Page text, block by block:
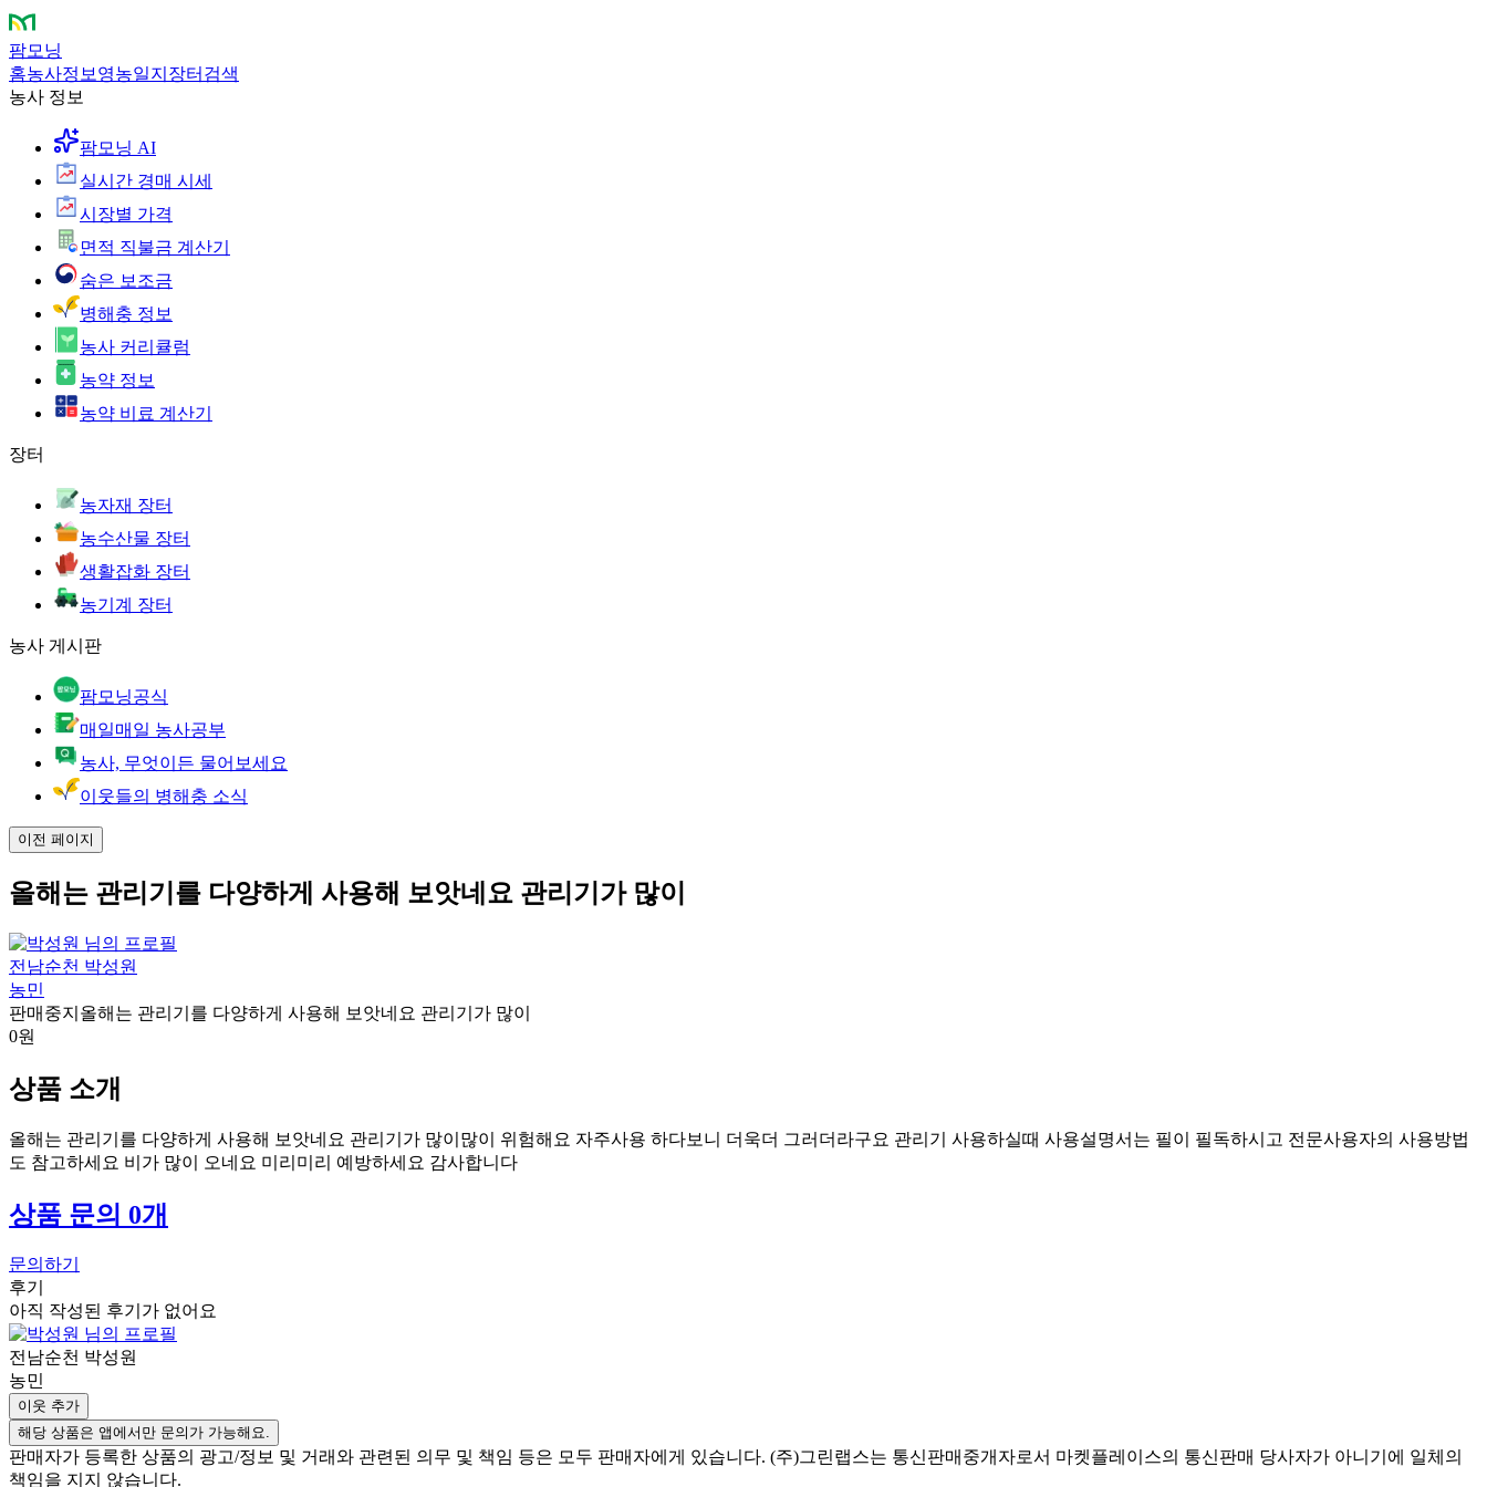
팜모닝
홈농사정보 영농일지 장터 검색
농사 정보
팜모닝 AI
실시간 경매 시세
시장별 가격
면적 직불금 계산기
숨은 보조금
병해충 정보
농사 커리큘럼
농약 정보
농약 비료 계산기
장터
농자재 장터
농수산물 장터
생활잡화 장터
농기계 장터
농사 게시판
팜모닝공식
매일매일 농사공부
농사, 무엇이든 물어보세요
이웃들의 병해충 소식
이전 페이지
올해는 관리기를 다양하게 사용해 보앗네요 관리기가 많이
전남순천 박성원
농민
판매중지 올해는 관리기를 다양하게 사용해 보앗네요 관리기가 많이
0원
상품 소개
올해는 관리기를 다양하게 사용해 보앗네요 관리기가 많이많이 위험해요 자주사용 하다보니 더욱더 그러더라구요 관리기 사용하실때 사용설명서는 필이 필독하시고 전문사용자의 사용방법
도 참고하세요 비가 많이 오네요 미리미리 예방하세요 감사합니다
상품 문의 0개
문의하기
후기
아직 작성된 후기가 없어요
전남순천 박성원
농민
이웃 추가
해당 상품은 앱에서만 문의가 가능해요.
판매자가 등록한 상품의 광고/정보 및 거래와 관련된 의무 및 책임 등은 모두 판매자에게 있습니다. (주)그린랩스는 통신판매중개자로서 마켓플레이스의 통신판매 당사자가 아니기에 일체의
책임을 지지 않습니다.